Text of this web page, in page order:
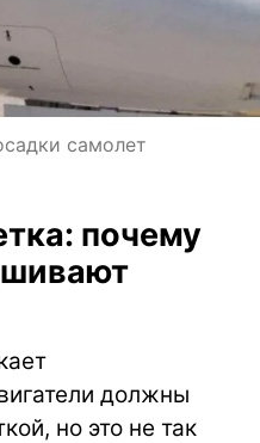
самолет
почему
должны
но это не так